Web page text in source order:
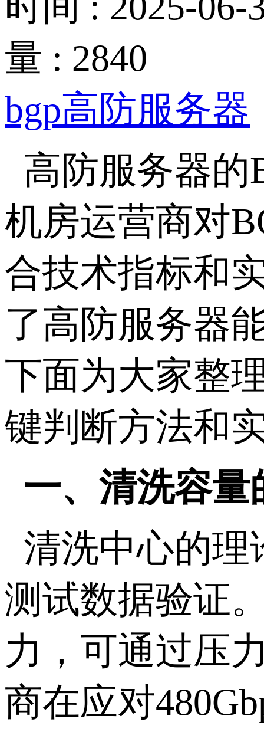
量 : 2840
bgp高防服务器
高防服务器的
机房运营商对
合技术指标和
了高防服务器
下面为大家整
键判断方法和
一、清洗容量
清洗中心的理
测试数据验证
力，可通过压
商在应对